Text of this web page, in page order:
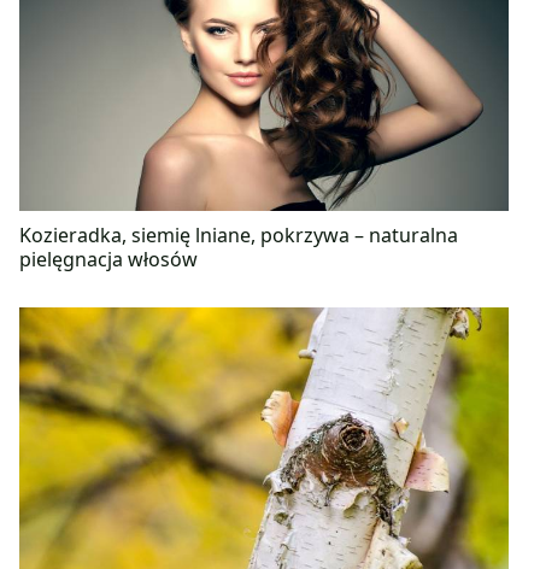
Kozieradka, siemię lniane, pokrzywa – naturalna
pielęgnacja włosów